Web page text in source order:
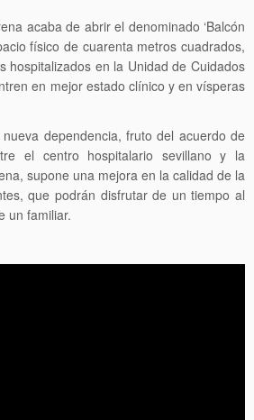
acaba de abrir el denominado ‘Balcón
físico de cuarenta metros cuadrados,
hospitalizados en la Unidad de Cuidados
en mejor estado clínico y en vísperas
dependencia, fruto del acuerdo de
el centro hospitalario sevillano y la
supone una mejora en la calidad de la
que podrán disfrutar de un tiempo al
un familiar.